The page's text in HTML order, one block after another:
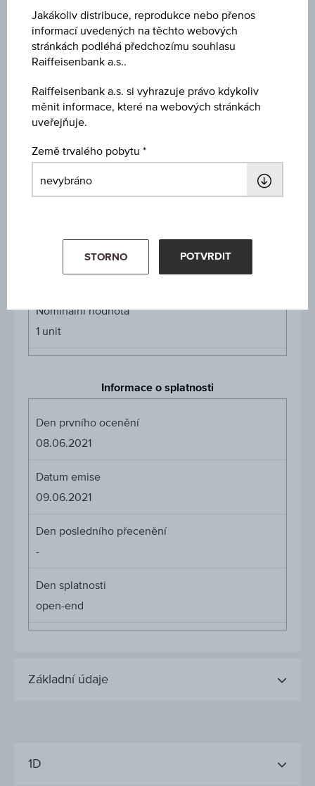
Název
Indexový / Participační certifikát na Gold Future
ISIN / WKN
AT0000A2RVN9 / RC033E
Podkladové aktivum
Gold Future
Cena podkl. aktiva
Počáteční hodnota
EUR 1.894,40
Nominální hodnota
1 unit
Informace o splatnosti
Den prvního ocenění
08.06.2021
Datum emise
09.06.2021
Den posledního přecenění
-
Den splatnosti
open-end
Základní údaje
1D
Jakákoliv distribuce, reprodukce nebo přenos
informací uvedených na těchto webových
stránkách podléhá předchozímu souhlasu
Raiffeisenbank a.s..
Raiffeisenbank a.s. si vyhrazuje právo kdykoliv
měnit informace, které na webových stránkách
uveřejňuje.
Země trvalého pobytu
STORNO POTVRDIT